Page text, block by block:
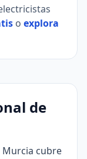
o explora
de
Murcia cubre